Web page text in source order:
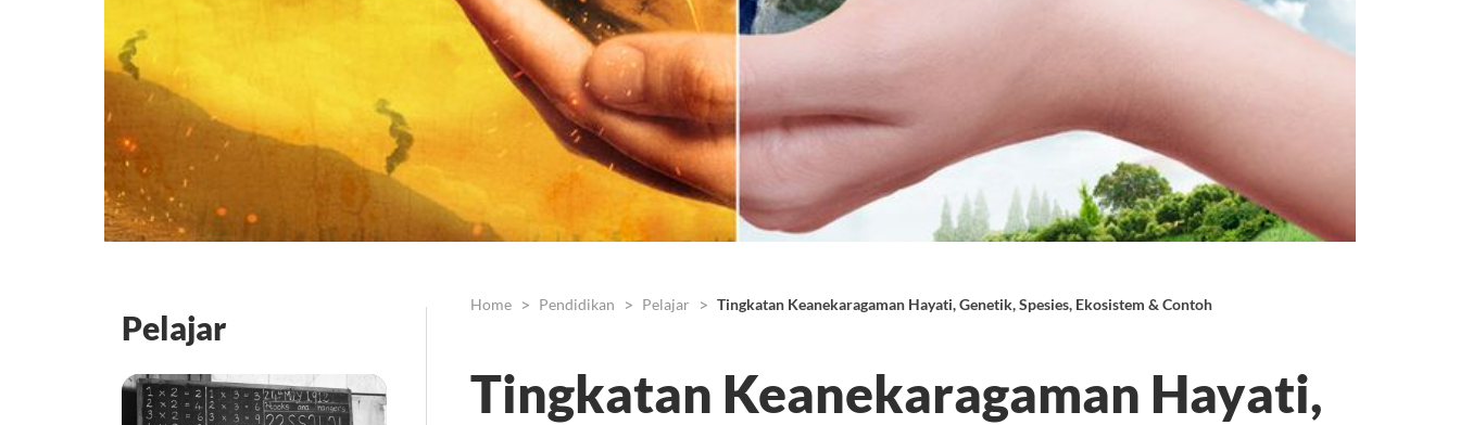
Pelajar
Home Pendidikan Pelajar Tingkatan Keanekaragaman Hayati, Genetik, Spesies, Ekosistem & Contoh
Tingkatan Keanekaragaman Hayati,